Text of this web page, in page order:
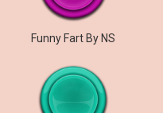
Funny Fart By NS